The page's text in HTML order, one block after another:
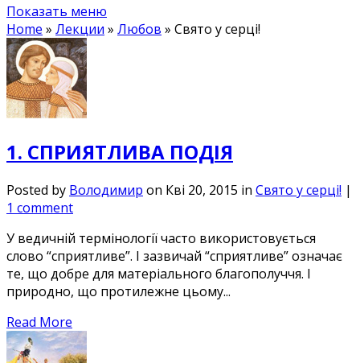
Показать меню
Home » Лекции » Любов » Свято у серці!
1. СПРИЯТЛИВА ПОДІЯ
Posted by Володимир on Кві 20, 2015 in Свято у серці! |
1 comment
У ведичній термінології часто використовується
слово “сприятливе”. І зазвичай “сприятливе” означає
те, що добре для матеріального благополуччя. І
природно, що протилежне цьому...
Read More